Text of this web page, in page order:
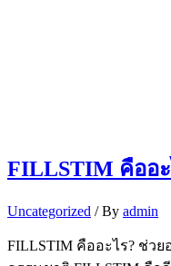
FILLSTIM คืออะ
Uncategorized / By admin
FILLSTIM คืออะไร? ช่วย